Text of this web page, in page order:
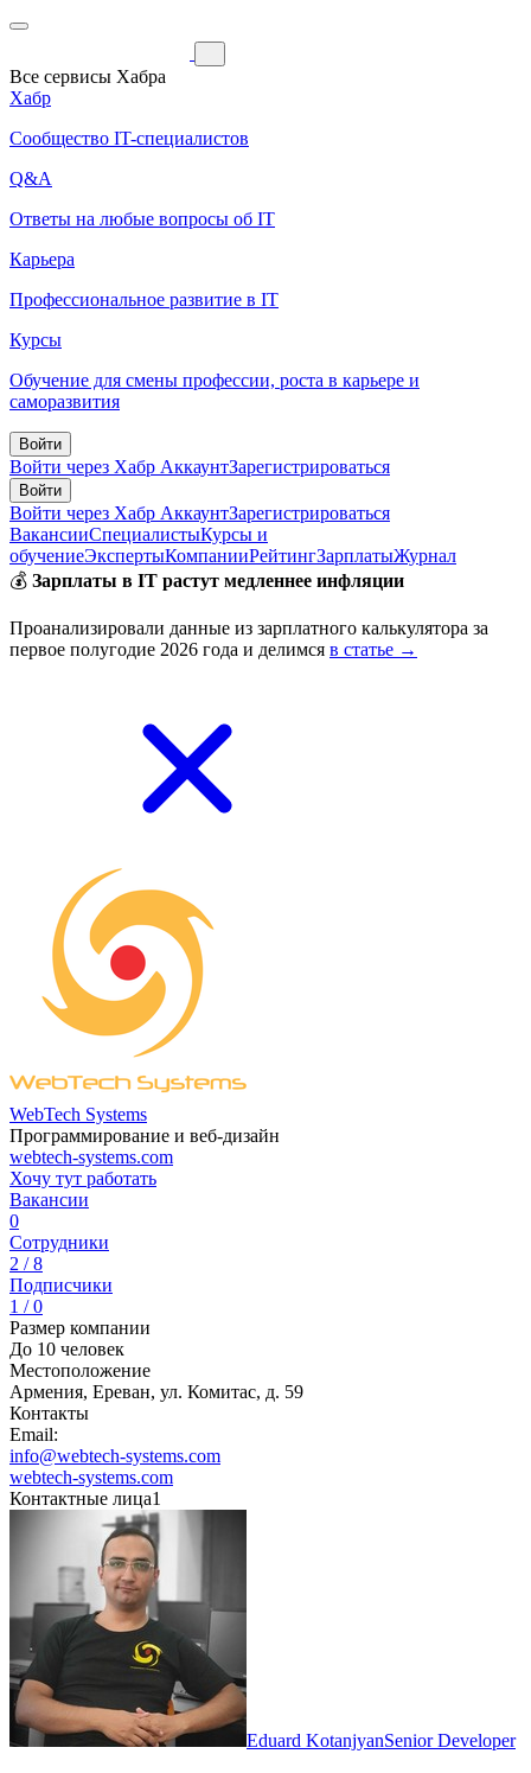
Все сервисы Хабра
Хабр
Сообщество IT-специалистов
Q&A
Ответы на любые вопросы об IT
Карьера
Профессиональное развитие в IT
Курсы
Обучение для смены профессии, роста в карьере и
саморазвития
Войти
Войти через Хабр АккаунтЗарегистрироваться
Войти
Войти через Хабр АккаунтЗарегистрироваться
ВакансииСпециалистыКурсы и
обучениеЭкспертыКомпанииРейтингЗарплатыЖурнал
💰 Зарплаты в IT растут медленнее инфляции
Проанализировали данные из зарплатного калькулятора за
первое полугодие 2026 года и делимся в статье →
WebTech Systems
Программирование и веб-дизайн
webtech-systems.com
Хочу тут работать
Вакансии
0
Сотрудники
2 / 8
Подписчики
1 / 0
Размер компании
До 10 человек
Местоположение
Армения, Ереван, ул. Комитас, д. 59
Контакты
Email:
info@webtech-systems.com
webtech-systems.com
Контактные лица1
Eduard KotanjyanSenior Developer